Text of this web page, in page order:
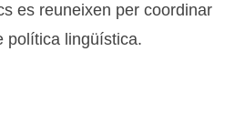
es reuneixen per coordinar
política lingüística.